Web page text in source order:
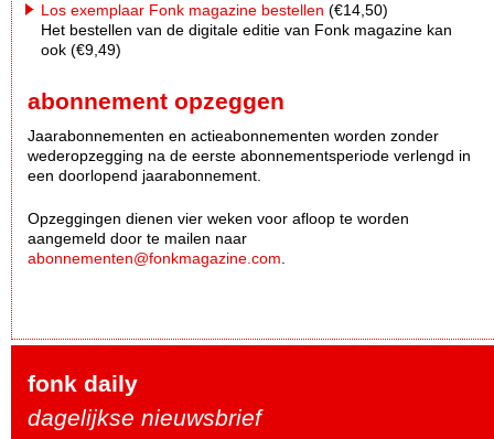
Los exemplaar Fonk magazine bestellen (€14,50)
Het bestellen van de digitale editie van Fonk magazine kan
ook (€9,49)
abonnement opzeggen
Jaarabonnementen en actieabonnementen worden zonder
wederopzegging na de eerste abonnementsperiode verlengd in
een doorlopend jaarabonnement.
Opzeggingen dienen vier weken voor afloop te worden
aangemeld door te mailen naar
abonnementen@fonkmagazine.com.
fonk daily
dagelijkse nieuwsbrief